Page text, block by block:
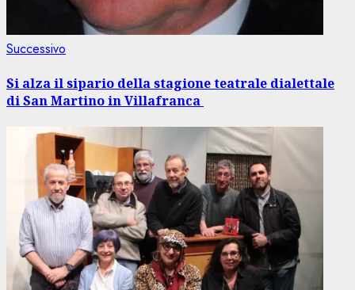
Successivo
Si alza il sipario della stagione teatrale dialettale
di San Martino in Villafranca